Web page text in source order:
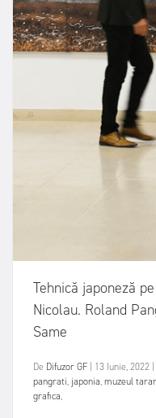
Tehnică japoneză
Nicolau. Roland
Same
De Difuzor GF 13 Iunie, 2022
pangrati, japonia,muzeul
grafica,